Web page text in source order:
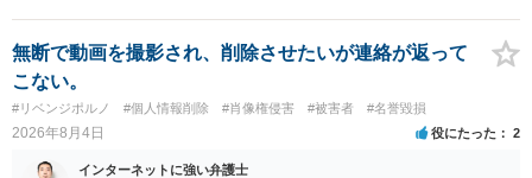
無断で動画を撮影され、削除させたいが連絡が返って
こない。
#リベンジポルノ #個人情報削除 #肖像権侵害 #被害者 #名誉毀損
2026年8月4日 役にたった 2
インターネットに強い弁護士